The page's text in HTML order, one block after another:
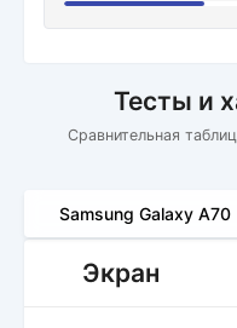
Тесты и
Сравнительная
Samsung Galaxy A70
Экран